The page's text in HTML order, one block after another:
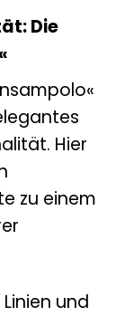
Die
Hier
zu einem
und